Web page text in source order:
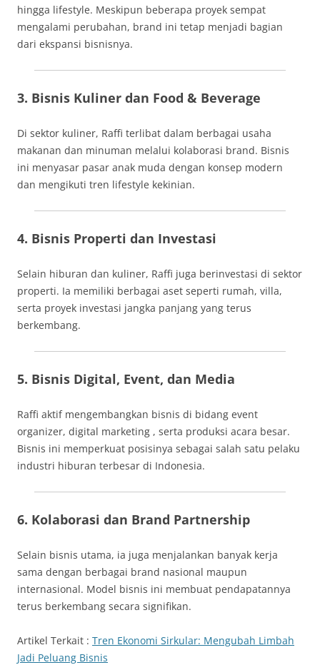
hingga lifestyle. Meskipun beberapa proyek sempat
mengalami perubahan, brand ini tetap menjadi bagian
dari ekspansi bisnisnya.
3. Bisnis Kuliner dan Food & Beverage
Di sektor kuliner, Raffi terlibat dalam berbagai usaha
makanan dan minuman melalui kolaborasi brand. Bisnis
ini menyasar pasar anak muda dengan konsep modern
dan mengikuti tren lifestyle kekinian.
4. Bisnis Properti dan Investasi
Selain hiburan dan kuliner, Raffi juga berinvestasi di sektor
properti. Ia memiliki berbagai aset seperti rumah, villa,
serta proyek investasi jangka panjang yang terus
berkembang.
5. Bisnis Digital, Event, dan Media
Raffi aktif mengembangkan bisnis di bidang event
organizer, digital marketing , serta produksi acara besar.
Bisnis ini memperkuat posisinya sebagai salah satu pelaku
industri hiburan terbesar di Indonesia.
6. Kolaborasi dan Brand Partnership
Selain bisnis utama, ia juga menjalankan banyak kerja
sama dengan berbagai brand nasional maupun
internasional. Model bisnis ini membuat pendapatannya
terus berkembang secara signifikan.
Artikel Terkait : Tren Ekonomi Sirkular: Mengubah Limbah
Jadi Peluang Bisnis